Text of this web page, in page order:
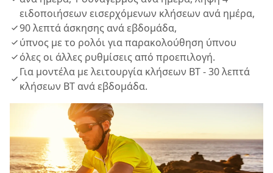
ειδοποιήσεων εισερχόμενων κλήσεων ανά ημέρα,
90 λεπτά άσκησης ανά εβδομάδα,
ύπνος με το ρολόι για παρακολούθηση ύπνου
όλες οι άλλες ρυθμίσεις από προεπιλογή.
Για μοντέλα με λειτουργία κλήσεων BT - 30 λεπτά
κλήσεων BT ανά εβδομάδα.